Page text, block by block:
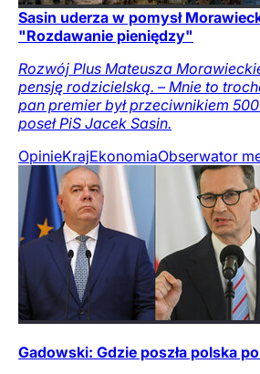
Sasin uderza w pomysł
"Rozdawanie pieniędzy"
Rozwój Plus Mateusza
pensję rodzicielską. – Mnie to
pan premier był przeciwnikiem
poseł PiS Jacek Sasin.
OpinieKrajEkonomiaObserwator
Gadowski: Gdzie poszła polska